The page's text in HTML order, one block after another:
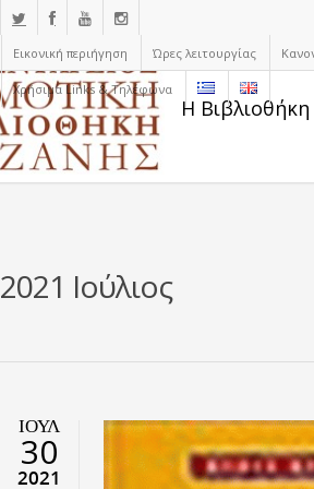
Εικονική περιήγηση Ώρες λειτουργίας
Χρήσιμα Links & Τηλέφωνα
Η
2021 Ιούλιος
ΙΟΎΛ
30
2021